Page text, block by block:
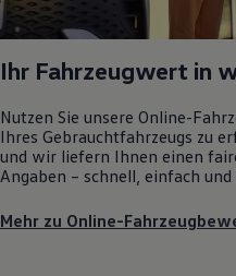
Ihr Fahrzeugwert in
Nutzen Sie unsere Online-
Ihres Gebrauchtfahrzeugs zu
und wir liefern Ihnen einen
Angaben – schnell, einfach
Mehr zu Online-